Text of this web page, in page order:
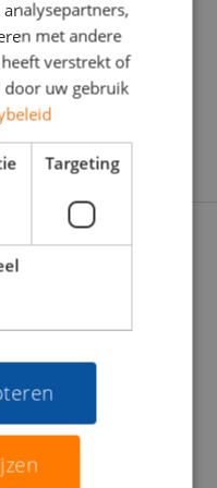
Bedrijf in
Want soms
Wij zijn er om je
zetten. Daarom
stevig: Wat
elkaar gemaakt?
met andere
verstrekt of
door uw gebruik
Targeting